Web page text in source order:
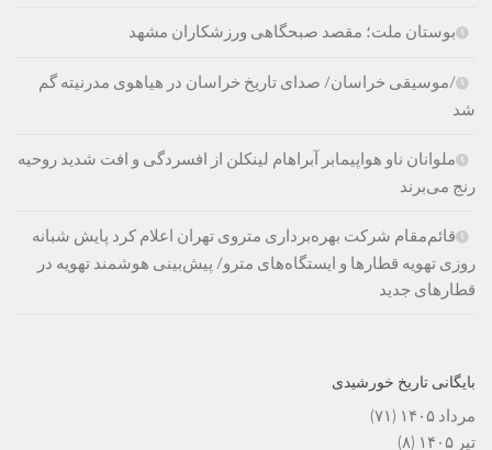
بوستان ملت؛ مقصد صبحگاهی ورزشکاران مشهد
/موسیقی خراسان/ صدای تاریخ خراسان در هیاهوی مدرنیته گم
شد
ملوانان ناو هواپیمابر آبراهام لینکلن از افسردگی و افت شدید روحیه
رنج می‌برند
قائم‌مقام شرکت بهره‌برداری متروی تهران اعلام کرد پایش شبانه
روزی تهویه قطارها و ایستگاه‌های مترو/ پیش‌بینی هوشمند تهویه در
قطارهای جدید
بایگانی تاریخ خورشیدی
مرداد ۱۴۰۵
(۷۱)
تیر ۱۴۰۵
(۸)